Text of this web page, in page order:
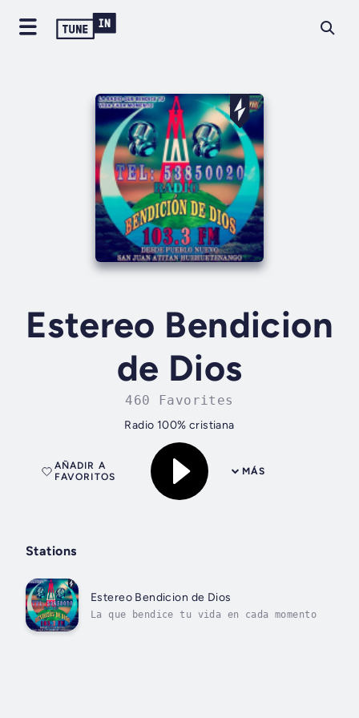
Estereo Bendicion
de Dios
460 Favorites
Radio 100% cristiana
MÁS
AÑADIR A
FAVORITOS
Stations
Estereo Bendicion de Dios
La que bendice tu vida en cada momento